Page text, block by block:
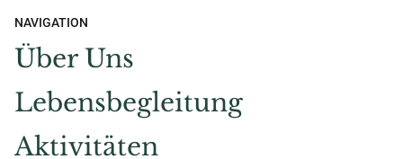
NAVIGATION
Über Uns
Lebensbegleitung
Aktivitäten